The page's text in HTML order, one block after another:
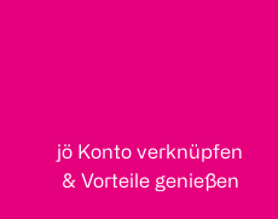
jö Konto verknüpfen
& Vorteile genießen